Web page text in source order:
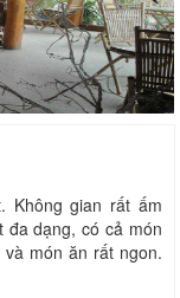
Không gian rất ấm
đa dạng, có cả món
món ăn rất ngon.